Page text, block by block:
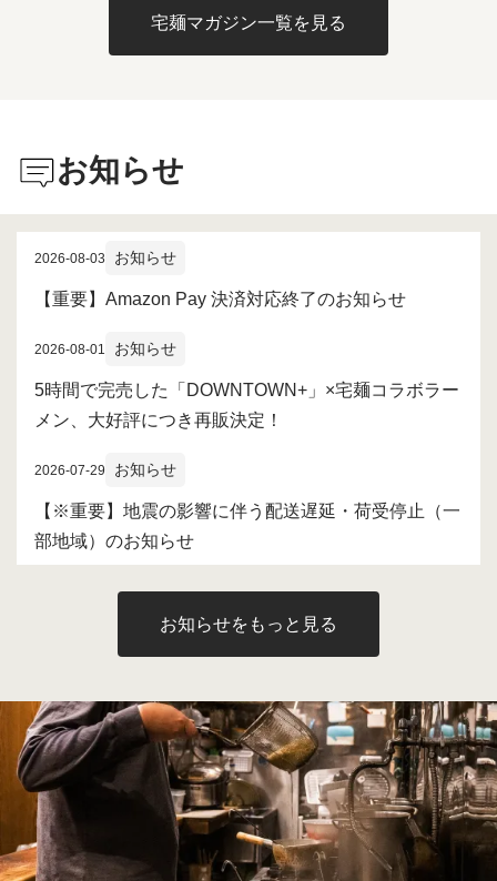
の新鮮かつ荒っぽいワイルドな風味
が活きていましたが、 冷凍だと比較
過ぎるのは苦手かもという方には、
マイルドで食べやすい変化が逆にメ
いると思います。
宅麺マガジン一覧を見る
お知らせ
2026-08-03 お知らせ
【重要】Amazon Pay 決済対応終了のお知らせ
2026-08-01 お知らせ
5時間で完売した「DOWNTOWN+」×宅麺コラボラー
メン、大好評につき再販決定！
2026-07-29 お知らせ
【※重要】地震の影響に伴う配送遅延・荷受停止（一
部地域）のお知らせ
お知らせをもっと見る